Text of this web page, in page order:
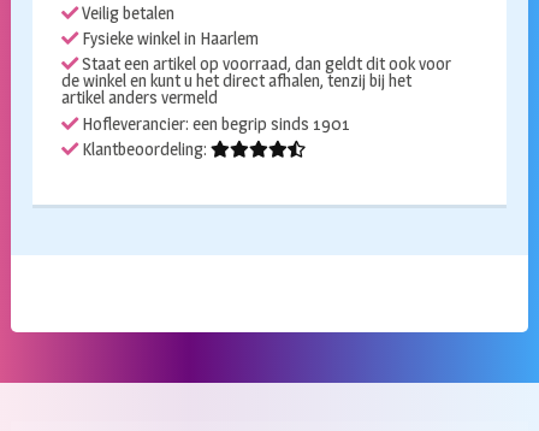
Veilig betalen
Fysieke winkel in Haarlem
Staat een artikel op voorraad, dan geldt dit ook voor
de winkel en kunt u het direct afhalen, tenzij bij het
artikel anders vermeld
Hofleverancier: een begrip sinds 1901
Klantbeoordeling: